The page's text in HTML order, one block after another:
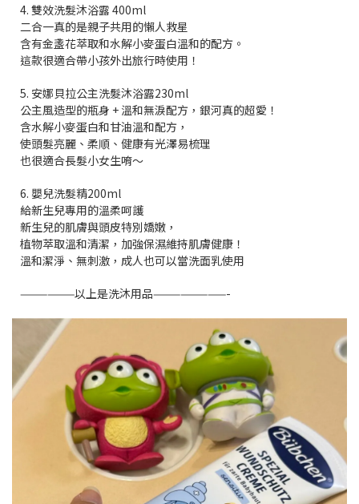
4. 雙效洗髮沐浴露 400ml
二合一真的是親子共用的懶人救星
含有金盞花萃取和水解小麥蛋白溫和的配方。
這款很適合帶小孩外出旅行時使用！
5. 安娜貝拉公主洗髮沐浴露230ml
公主風造型的瓶身 + 溫和無淚配方，銀河真的超愛！
含水解小麥蛋白和甘油溫和配方，
使頭髮亮麗、柔順、健康有光澤易梳理
也很適合長髮小女生唷～
6. 嬰兒洗髮精200ml
給新生兒專用的溫柔呵護
新生兒的肌膚與頭皮特別嬌嫩，
植物萃取溫和清潔，加強保濕維持肌膚健康！
溫和潔淨、無刺激，成人也可以當洗面乳使用
——————以上是洗沐用品————————-